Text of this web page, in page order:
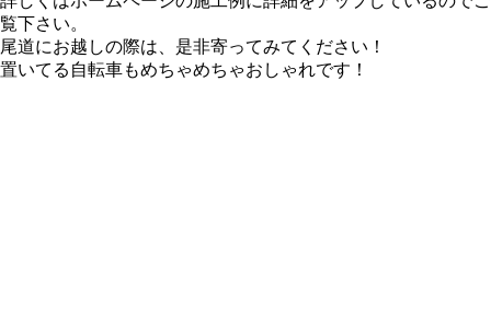
覧下さい。
尾道にお越しの際は、是非寄ってみてください！
置いてる自転車もめちゃめちゃおしゃれです！